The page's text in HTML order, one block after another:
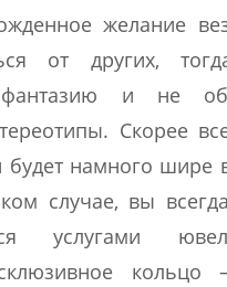
желание
от других,
фантазию и не
Скорее
будет намного шире
случае, вы
услугами